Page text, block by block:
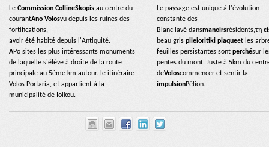
Le Commission CollineSkopis,au centre du
courantAno Volosvu depuis les ruines des
fortifications,
avoir été habité depuis l'Antiquité.
APo sites les plus intéressants monuments
de laquelle s'élève à droite de la route
principale au 5ème km autour. le itinéraire
Volos Portaria, et appartient à la
municipalité de Iolkou.
Le paysage est unique à l'évolution
constante des
Blanc lavé dansmanoirsrésidents,τη
beau grispileioritiki plaqueet les
feuilles persistantes sontperchésur
pentes du mont. Juste à 5km du
deVoloscommencer et sentir la
impulsionPélion.